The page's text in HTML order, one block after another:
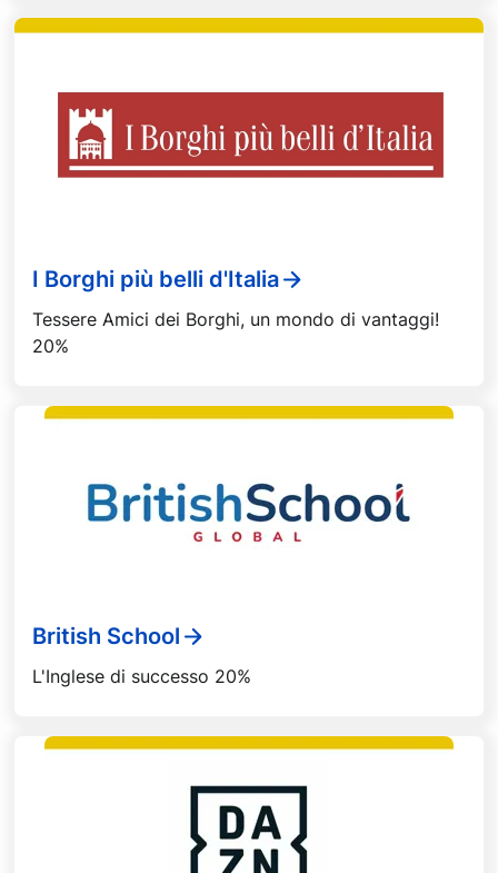
I Borghi più belli d'Italia
Tessere Amici dei Borghi, un mondo di vantaggi!
20%
British School
L'Inglese di successo 20%